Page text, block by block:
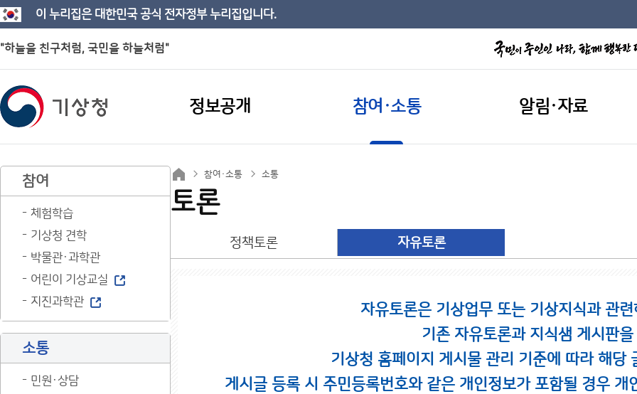
이 누리집은 대한민국 공식 전자정부 누리집입니다.
"하늘을 친구처럼, 국민을 하늘처럼"
정보공개 참여·소통 알림·자료
참여
체험학습
기상청 견학
박물관·과학관
어린이 기상교실
지진과학관
소통
민원·상담
참여·소통 소통
토론
정책토론 자유토론
자유토론은 기상업무 또는 기상지식과 관
기존 자유토론과 지식샘 게시판
기상청 홈페이지 게시물 관리 기준에 따라 해당
게시글 등록 시 주민등록번호와 같은 개인정보가 포함될 경우